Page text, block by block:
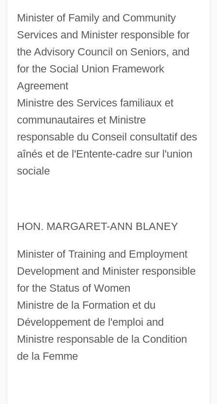
Minister of Family and Community
Services and Minister responsible for
the Advisory Council on Seniors, and
for the Social Union Framework
Agreement
Ministre des Services familiaux et
communautaires et Ministre
responsable du Conseil consultatif des
aînés et de l'Entente-cadre sur l'union
sociale
HON. MARGARET-ANN BLANEY
Minister of Training and Employment
Development and Minister responsible
for the Status of Women
Ministre de la Formation et du
Développement de l'emploi and
Ministre responsable de la Condition
de la Femme